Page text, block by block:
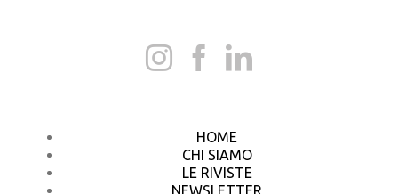
HOME
CHI SIAMO
LE RIVISTE
NEWSLETTER